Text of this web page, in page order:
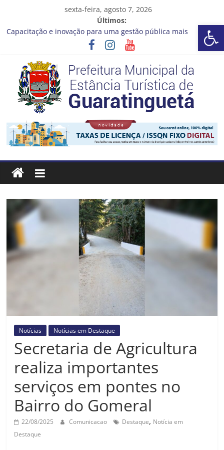
Barra de Ferramentas Aberta
sexta-feira, agosto 7, 2026
Últimos:
Capacitação e inovação para uma gestão pública mais
Seu próximo emprego pode estar mais perto do que você
imagina
Novo curso no Qualifica Guará
Prefeitura de Guaratinguetá divulga novo cronograma dos
editais da PNAB
Guaratinguetá realizará ação de vacinação contra a Febre
Amarela na região da Rocinha
Prefeitura
Estância
Turística
Guaratinguetá
Prefeitura
Estância
Turística
Guaratinguetá
Notícias Notícias em Destaque
Secretaria de Agricultura
realiza importantes
serviços em pontes no
Bairro do Gomeral
22/08/2025 Comunicacao Destaque, Notícia em
Destaque